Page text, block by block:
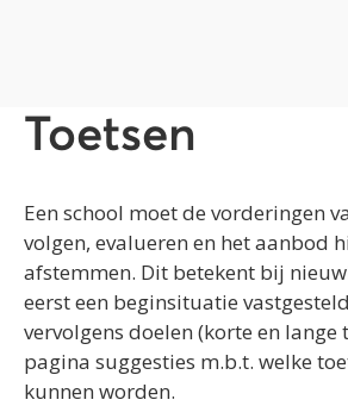
Toetsen
Een school moet de vorderingen
volgen, evalueren en het aanbod
afstemmen. Dit betekent bij
eerst een beginsituatie
vervolgens doelen (korte en lange
pagina suggesties m.b.t. welke
kunnen worden.